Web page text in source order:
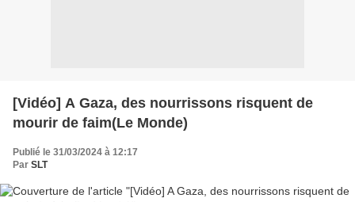
[Vidéo] A Gaza, des nourrissons risquent de
mourir de faim(Le Monde)
Publié le 31/03/2024 à 12:17
Par SLT